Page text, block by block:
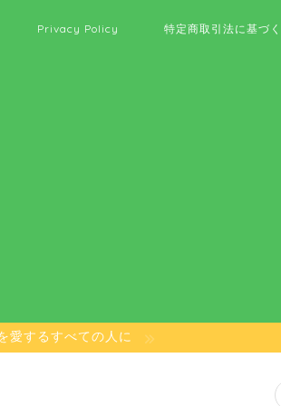
Privacy Policy 特定商取引法に基づ
愛するすべての人に